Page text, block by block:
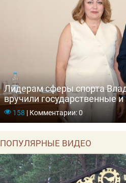
Лидерам сферы спорта
вручили государственные
награды
158 |Комментарии: 0
ПОПУЛЯРНЫЕ ВИДЕО